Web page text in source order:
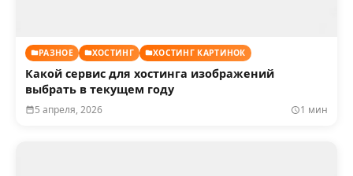
РАЗНОЕ ХОСТИНГ ХОСТИНГ КАРТИНОК
Какой сервис для хостинга изображений
выбрать в текущем году
5 апреля, 2026 1 мин